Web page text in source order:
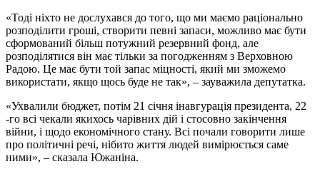
«Тоді ніхто не дослухався до того, що ми маємо раціонально
розподілити гроші, створити певні запаси, можливо має бути
сформований більш потужний резервний фонд, але
розподілятися він має тільки за погодженням з Верховною
Радою. Це має бути той запас міцності, який ми зможемо
використати, якщо щось буде не так», – зауважила депутатка.
«Ухвалили бюджет, потім 21 січня інавгурація президента, 22
-го всі чекали якихось чарівних дій і стосовно закінчення
війни, і щодо економічного стану. Всі почали говорити лише
про політичні речі, нібито життя людей вимірюється саме
ними», – сказала Южаніна.